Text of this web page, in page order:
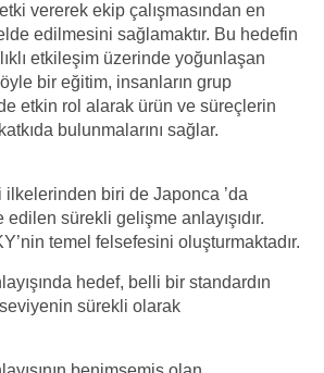
vererek ekip çalışmasından en
edilmesini sağlamaktır. Bu hedefin
etkileşim üzerinde yoğunlaşan
bir eğitim, insanların grup
etkin rol alarak ürün ve süreçlerin
bulunmalarını sağlar.
ilkelerinden biri de Japonca ’da
sürekli gelişme anlayışıdır.
temel felsefesini oluşturmaktadır.
hedef, belli bir standardın
sürekli olarak